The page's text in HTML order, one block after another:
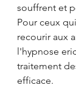
souffrent et
Pour ceux
recourir aux
l'hypnose
traitement
efficace.